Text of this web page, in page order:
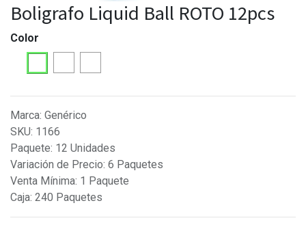
Boligrafo Liquid Ball ROTO 12pcs
Color
Marca: Genérico
SKU: 1166
Paquete: 12 Unidades
Variación de Precio: 6 Paquetes
Venta Mínima: 1 Paquete
Caja: 240 Paquetes